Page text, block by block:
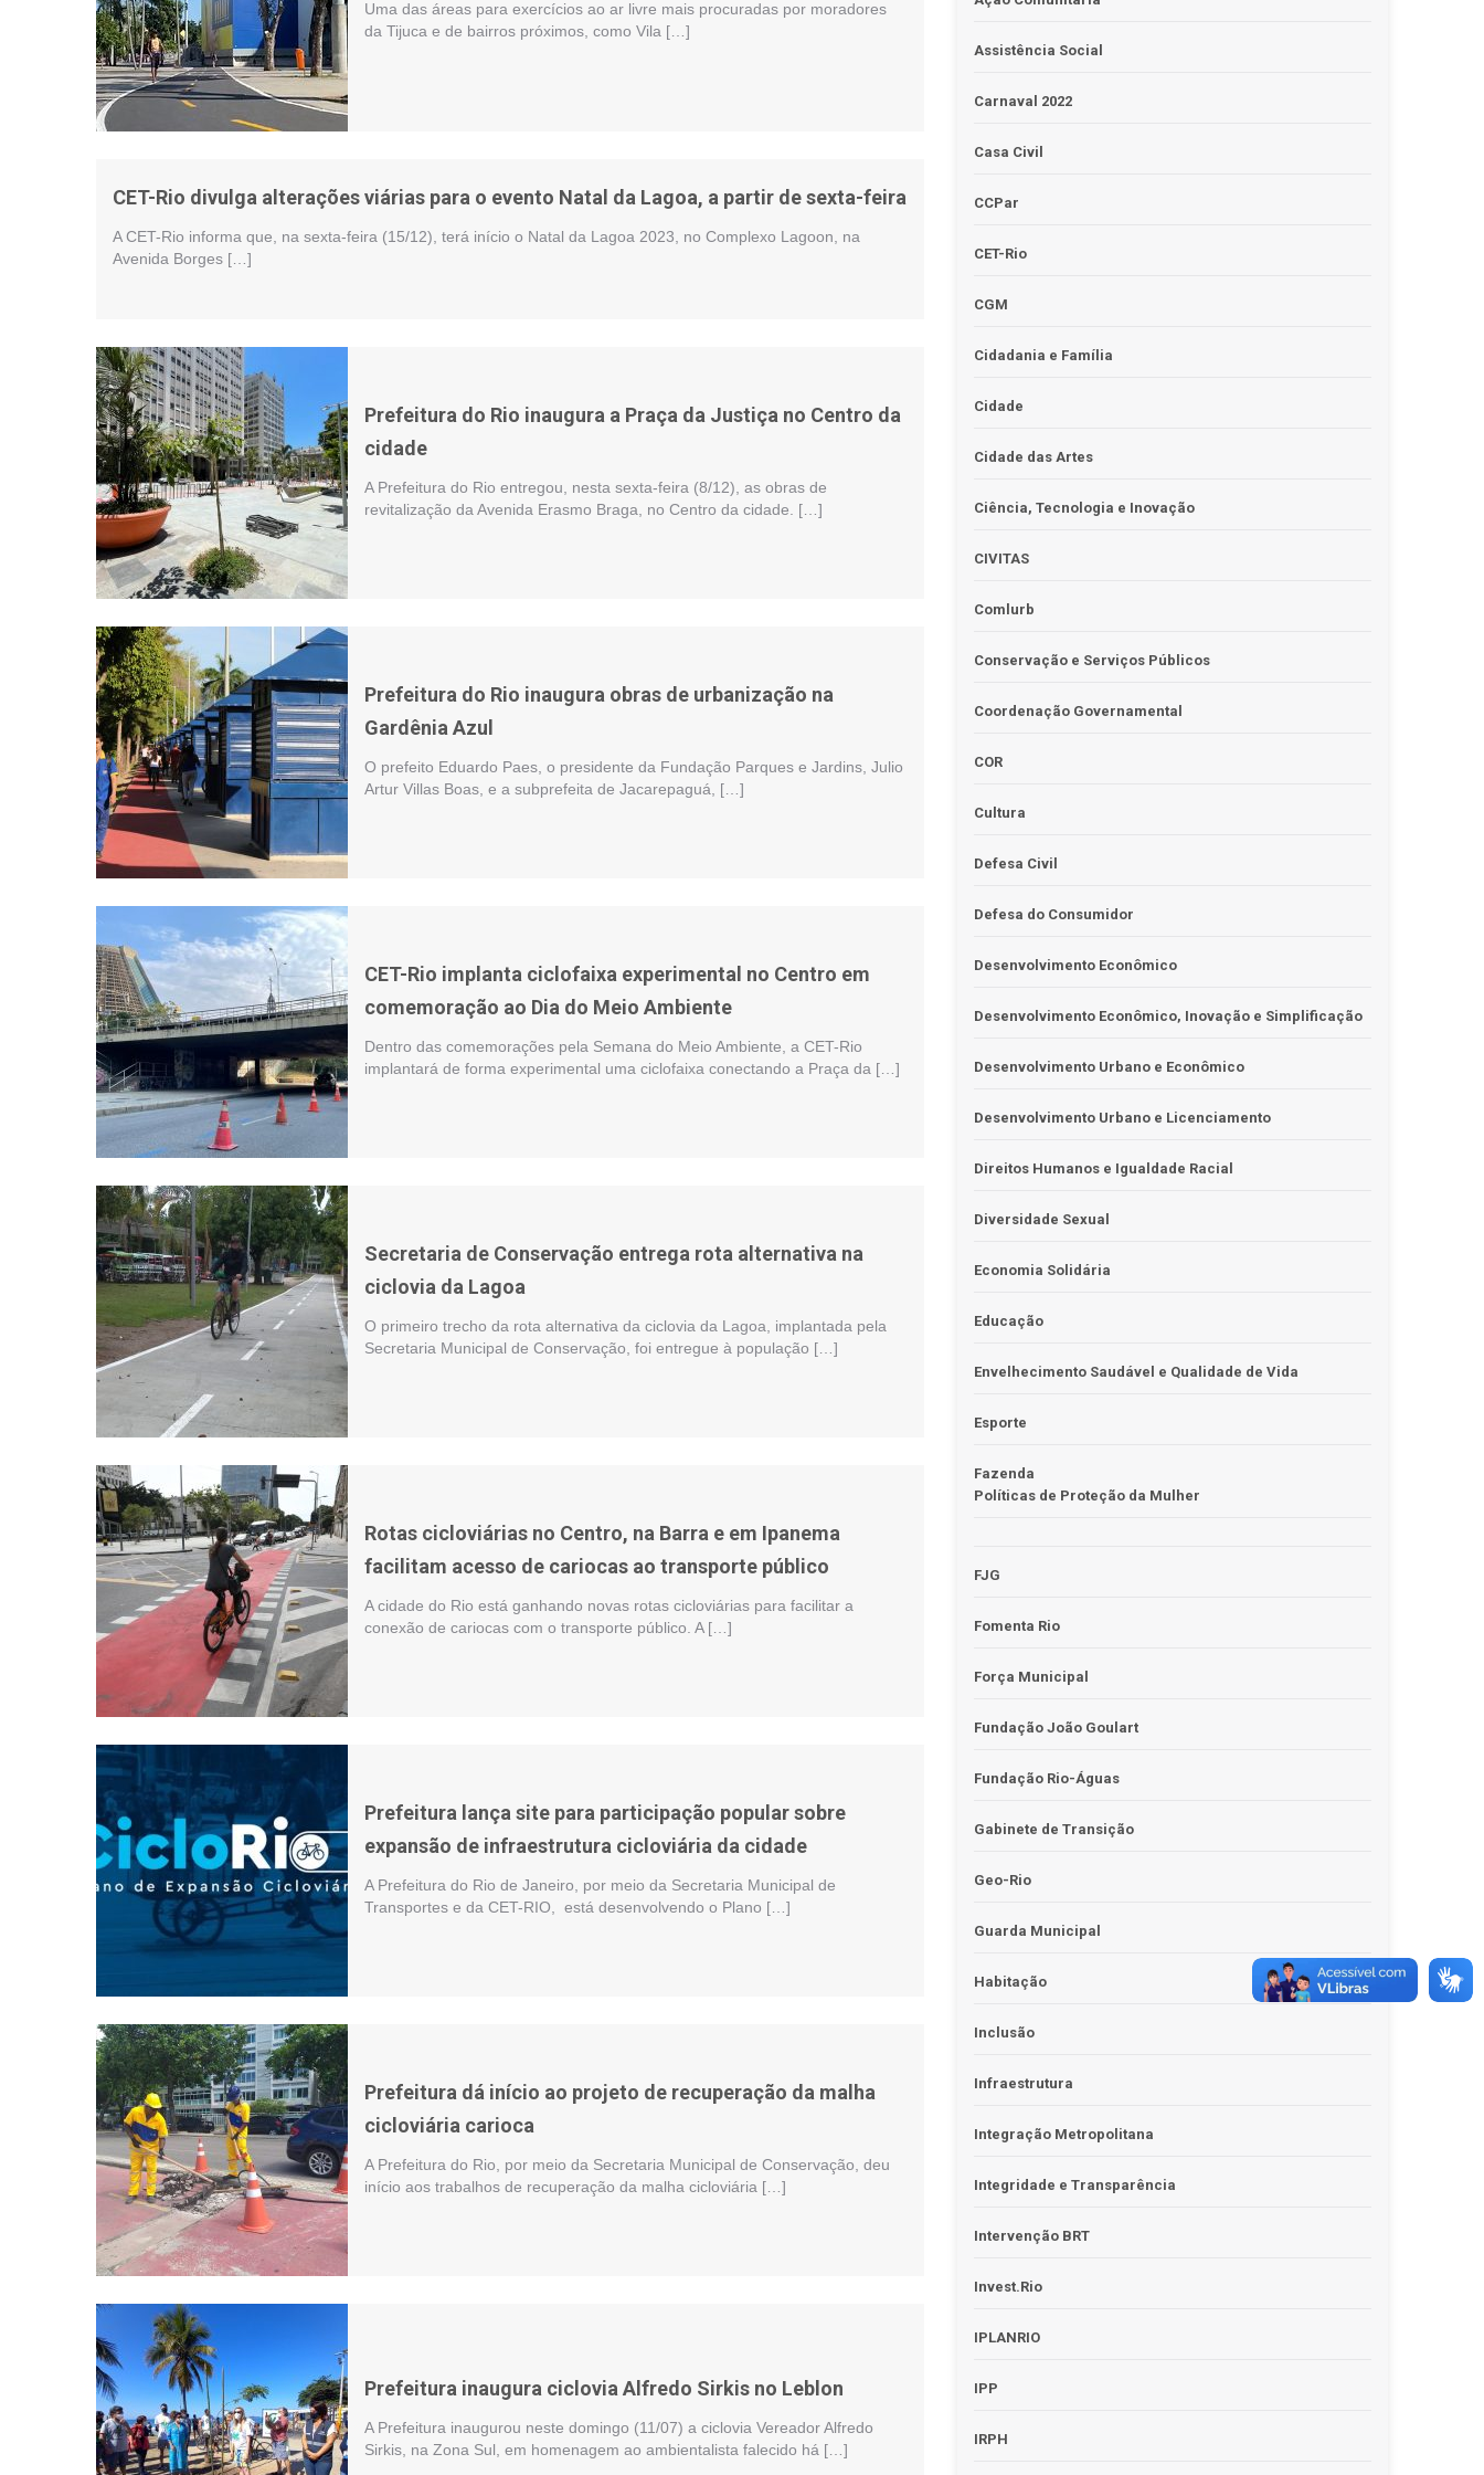
Uma das áreas para exercícios ao ar livre mais procuradas por moradores
da Tijuca e de bairros próximos, como Vila […]
CET-Rio divulga alterações viárias para o evento Natal da Lagoa, a partir de sexta-feira
A CET-Rio informa que, na sexta-feira (15/12), terá início o Natal da Lagoa 2023, no Complexo Lagoon, na
Avenida Borges […]
Prefeitura do Rio inaugura a Praça da Justiça no Centro da
cidade
A Prefeitura do Rio entregou, nesta sexta-feira (8/12), as obras de
revitalização da Avenida Erasmo Braga, no Centro da cidade. […]
Prefeitura do Rio inaugura obras de urbanização na
Gardênia Azul
O prefeito Eduardo Paes, o presidente da Fundação Parques e Jardins, Julio
Artur Villas Boas, e a subprefeita de Jacarepaguá, […]
CET-Rio implanta ciclofaixa experimental no Centro em
comemoração ao Dia do Meio Ambiente
Dentro das comemorações pela Semana do Meio Ambiente, a CET-Rio
implantará de forma experimental uma ciclofaixa conectando a Praça da […]
Secretaria de Conservação entrega rota alternativa na
ciclovia da Lagoa
O primeiro trecho da rota alternativa da ciclovia da Lagoa, implantada pela
Secretaria Municipal de Conservação, foi entregue à população […]
Rotas cicloviárias no Centro, na Barra e em Ipanema
facilitam acesso de cariocas ao transporte público
A cidade do Rio está ganhando novas rotas cicloviárias para facilitar a
conexão de cariocas com o transporte público. A […]
Prefeitura lança site para participação popular sobre
expansão de infraestrutura cicloviária da cidade
A Prefeitura do Rio de Janeiro, por meio da Secretaria Municipal de
Transportes e da CET-RIO, está desenvolvendo o Plano […]
Prefeitura dá início ao projeto de recuperação da malha
cicloviária carioca
A Prefeitura do Rio, por meio da Secretaria Municipal de Conservação, deu
início aos trabalhos de recuperação da malha cicloviária […]
Prefeitura inaugura ciclovia Alfredo Sirkis no Leblon
A Prefeitura inaugurou neste domingo (11/07) a ciclovia Vereador Alfredo
Sirkis, na Zona Sul, em homenagem ao ambientalista falecido há […]
Assistência Social
Carnaval 2022
Casa Civil
CCPar
CET-Rio
CGM
Cidadania e Família
Cidade
Cidade das Artes
Ciência, Tecnologia e Inovação
CIVITAS
Comlurb
Conservação e Serviços Públicos
Coordenação Governamental
COR
Cultura
Defesa Civil
Defesa do Consumidor
Desenvolvimento Econômico
Desenvolvimento Econômico, Inovação e Simplificação
Desenvolvimento Urbano e Econômico
Desenvolvimento Urbano e Licenciamento
Direitos Humanos e Igualdade Racial
Diversidade Sexual
Economia Solidária
Educação
Envelhecimento Saudável e Qualidade de Vida
Esporte
Fazenda
Políticas de Proteção da Mulher
FJG
Fomenta Rio
Força Municipal
Fundação João Goulart
Fundação Rio-Águas
Gabinete de Transição
Geo-Rio
Guarda Municipal
Habitação
Inclusão
Infraestrutura
Integração Metropolitana
Integridade e Transparência
Intervenção BRT
Invest.Rio
IPLANRIO
IPP
IRPH